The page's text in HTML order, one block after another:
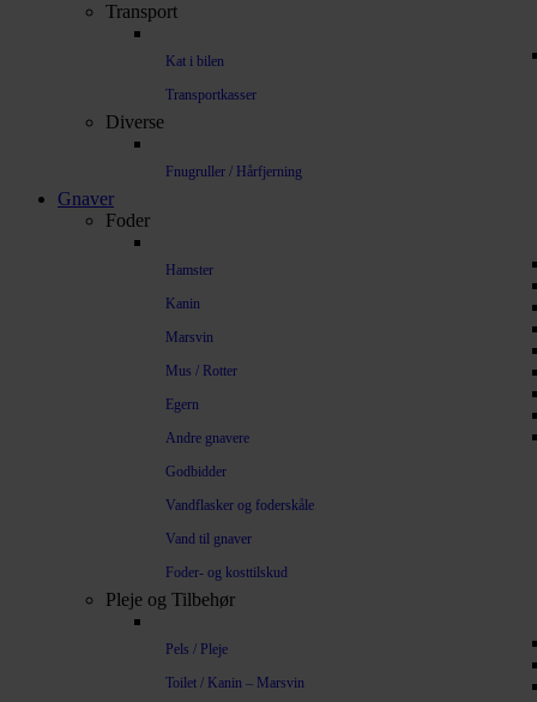
Transport
Kat i bilen
Transportkasser
Diverse
Fnugruller / Hårfjerning
Gnaver
Foder
Hamster
Kanin
Marsvin
Mus / Rotter
Egern
Andre gnavere
Godbidder
Vandflasker og foderskåle
Vand til gnaver
Foder- og kosttilskud
Pleje og Tilbehør
Pels / Pleje
Toilet / Kanin – Marsvin